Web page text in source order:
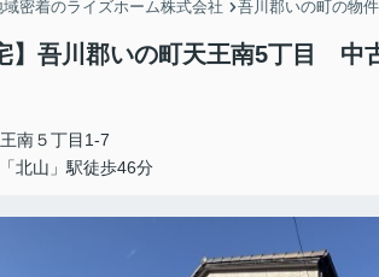
密着のライズホーム株式会社 吾川郡いの町の物
】吾川郡いの町天王南5丁目 中
南５丁目1-7
北山」駅徒歩46分